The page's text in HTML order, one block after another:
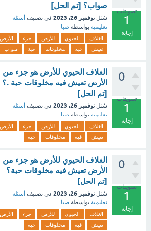
تصويتات
1
إجابة
صواب؟ [تم الحل]
سُئل نوفمبر 26، 2023 في تصنيف أسئلة
تعليمية بواسطة صبا
الغلاف الحيوي للأرض جزء
الأرض
تعيش
فيه مخلوقات حية صواب
0
تصويتات
1
إجابة
الغلاف الحيوي للأرض هو جزء من
الأرض تعيش فيه مخلوقات حية .؟
[تم الحل]
سُئل نوفمبر 26، 2023 في تصنيف أسئلة
تعليمية بواسطة صبا
الغلاف الحيوي للأرض جزء
الأرض
تعيش
فيه مخلوقات حية
0
تصويتات
1
إجابة
الغلاف الحيوي للأرض هو جزء من
الأرض تعيش فيه مخلوقات حية؟
[تم الحل]
سُئل نوفمبر 26، 2023 في تصنيف أسئلة
تعليمية بواسطة صبا
الغلاف الحيوي للأرض جزء
الأرض
تعيش
فيه مخلوقات حية